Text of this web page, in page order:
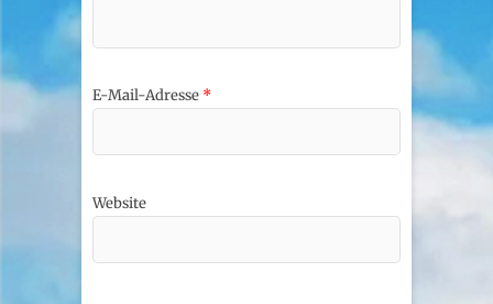
E-Mail-Adresse *
Website